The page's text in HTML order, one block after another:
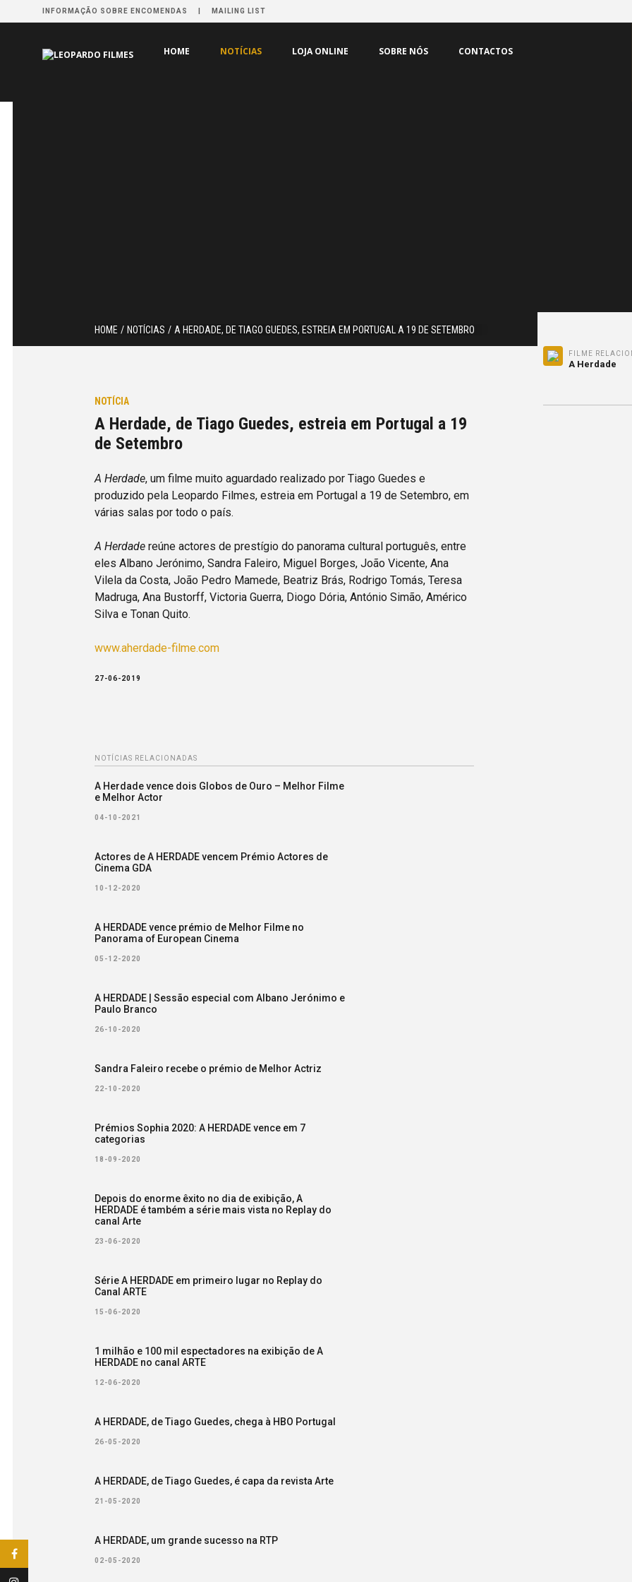
INFORMAÇÃO SOBRE ENCOMENDAS MAILING LIST
HOME NOTÍCIAS LOJA ONLINE SOBRE NÓS CONTACTOS
HOME NOTÍCIAS A HERDADE, DE TIAGO GUEDES, ESTREIA EM PORTUGAL A 19 DE SETEMBRO
NOTÍCIA
A Herdade, de Tiago Guedes, estreia em Portugal a 19
de Setembro
A Herdade, um filme muito aguardado realizado por Tiago Guedes e
produzido pela Leopardo Filmes, estreia em Portugal a 19 de Setembro, em
várias salas por todo o país.
A Herdade reúne actores de prestígio do panorama cultural português, entre
eles Albano Jerónimo, Sandra Faleiro, Miguel Borges, João Vicente, Ana
Vilela da Costa, João Pedro Mamede, Beatriz Brás, Rodrigo Tomás, Teresa
Madruga, Ana Bustorff, Victoria Guerra, Diogo Dória, António Simão, Américo
Silva e Tonan Quito.
www.aherdade-filme.com
27-06-2019
NOTÍCIAS RELACIONADAS
A Herdade vence dois Globos de Ouro – Melhor Filme
e Melhor Actor
04-10-2021
Actores de A HERDADE vencem Prémio Actores de
Cinema GDA
10-12-2020
A HERDADE vence prémio de Melhor Filme no
Panorama of European Cinema
05-12-2020
A HERDADE | Sessão especial com Albano Jerónimo e
Paulo Branco
26-10-2020
Sandra Faleiro recebe o prémio de Melhor Actriz
22-10-2020
Prémios Sophia 2020: A HERDADE vence em 7
categorias
18-09-2020
Depois do enorme êxito no dia de exibição, A
HERDADE é também a série mais vista no Replay do
canal Arte
23-06-2020
Série A HERDADE em primeiro lugar no Replay do
Canal ARTE
15-06-2020
1 milhão e 100 mil espectadores na exibição de A
HERDADE no canal ARTE
12-06-2020
A HERDADE, de Tiago Guedes, chega à HBO Portugal
26-05-2020
A HERDADE, de Tiago Guedes, é capa da revista Arte
21-05-2020
A HERDADE, um grande sucesso na RTP
02-05-2020
FILME
A Herdade